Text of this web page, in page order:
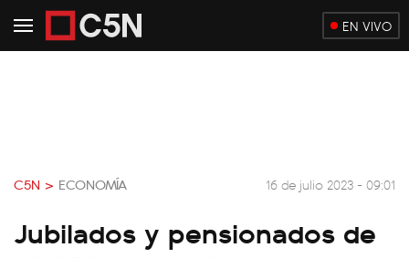
EN VIVO
C5N > ECONOMÍA 16 de julio 2023 - 09:01
Jubilados y pensionados de